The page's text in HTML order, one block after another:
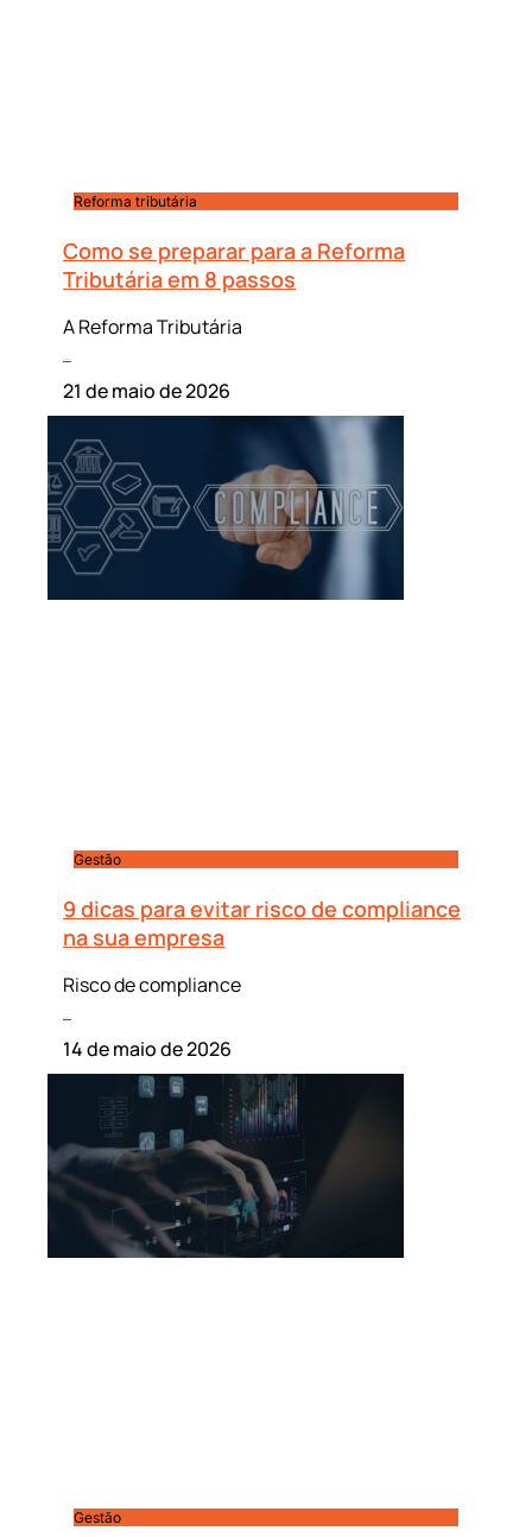
Reforma tributária
Como se preparar para a Reforma
Tributária em 8 passos
A Reforma Tributária
21 de maio de 2026
Gestão
9 dicas para evitar risco de compliance
na sua empresa
Risco de compliance
14 de maio de 2026
Gestão